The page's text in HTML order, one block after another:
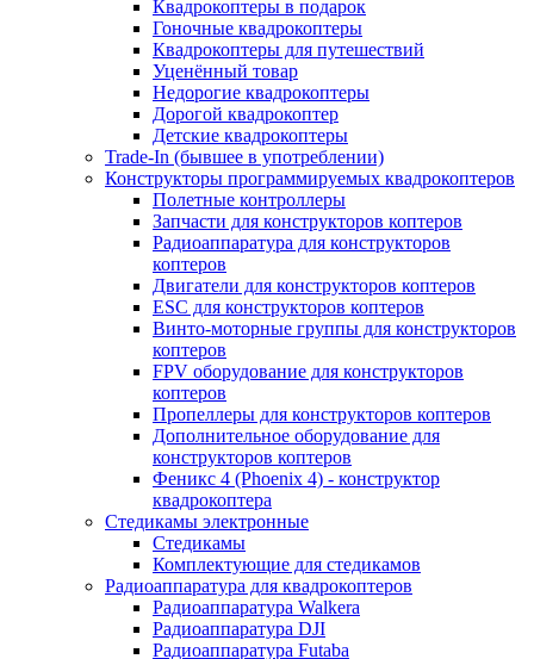
Квадрокоптеры в подарок
Гоночные квадрокоптеры
Квадрокоптеры для путешествий
Уценённый товар
Недорогие квадрокоптеры
Дорогой квадрокоптер
Детские квадрокоптеры
Trade-In (бывшее в употреблении)
Конструкторы программируемых квадрокоптеров
Полетные контроллеры
Запчасти для конструкторов коптеров
Радиоаппаратура для конструкторов
коптеров
Двигатели для конструкторов коптеров
ESC для конструкторов коптеров
Винто-моторные группы для конструкторов
коптеров
FPV оборудование для конструкторов
коптеров
Пропеллеры для конструкторов коптеров
Дополнительное оборудование для
конструкторов коптеров
Феникс 4 (Phoenix 4) - конструктор
квадрокоптера
Cтедикамы электронные
Стедикамы
Комплектующие для стедикамов
Радиоаппаратура для квадрокоптеров
Радиоаппаратура Walkera
Радиоаппаратура DJI
Радиоаппаратура Futaba